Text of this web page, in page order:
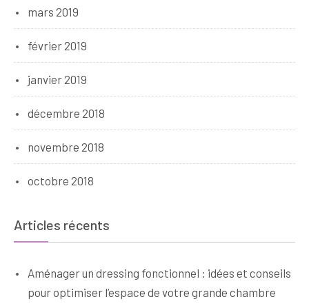
mars 2019
février 2019
janvier 2019
décembre 2018
novembre 2018
octobre 2018
Articles récents
Aménager un dressing fonctionnel : idées et conseils
pour optimiser l’espace de votre grande chambre